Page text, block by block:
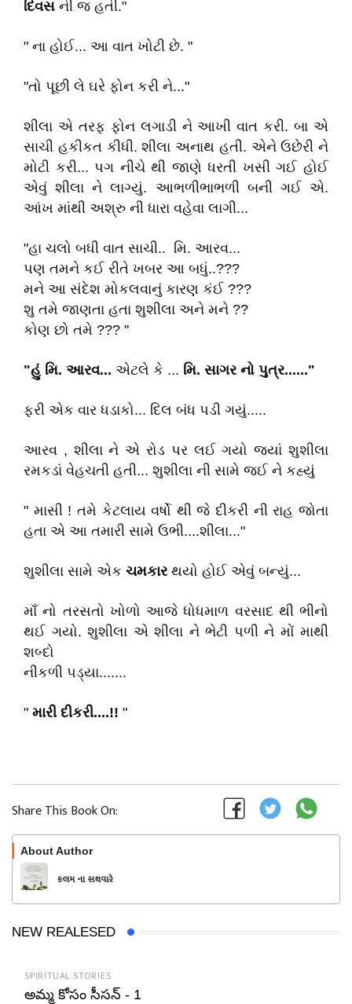
દિવસ ની જ હતી."
" ના હોઈ... આ વાત ખોટી છે. "
"તો પૂછી લે ઘરે ફોન કરી ને..."
શીલા એ તરફ ફોન લગાડી ને આખી વાત કરી. બા એ
સાચી હકીકત કીધી. શીલા અનાથ હતી. એને ઉછેરી ને
મોટી કરી... પગ નીચે થી જાણે ધરતી ખસી ગઈ હોઈ
એવું શીલા ને લાગ્યું. આભળીભાભળી બની ગઈ એ.
આંખ માંથી અશ્રુ ની ધારા વહેવા લાગી...
"હા ચલો બધી વાત સાચી.. મિ. આરવ...
પણ તમને કઈ રીતે ખબર આ બધું..???
મને આ સંદેશ મોકલવાનું કારણ કંઈ ???
શુ તમે જાણતા હતા શુશીલા અને મને ??
કોણ છો તમે ??? "
"હું મિ. આરવ... એટલે કે ... મિ. સાગરનો પુત્ર......"
ફરી એક વાર ધડાકો... દિલ બંધ પડી ગયું.....
આરવ , શીલા ને એ રોડ પર લઈ ગયો જ્યાં શુશીલા
રમકડાં વેહચતી હતી... શુશીલા ની સામે જઈ ને કહ્યું
" માસી ! તમે કેટલાય વર્ષો થી જે દીકરી ની રાહ જોતા
હતા એ આ તમારી સામે ઉભી....શીલા..."
શુશીલા સામે એક ચમકારથયો હોઈ એવું બન્યું...
માઁ નો તરસતો ખોળો આજે ધોધમાળ વરસાદ થી ભીનો
થઈ ગયો. શુશીલા એ શીલા ને ભેટી પળી ને મોં માથી
શબ્દો
નીકળી પડ્યા.......
" મારી દીકરી....!! "
Share This Book On:
About Author
કલમ ના સથવારે
NEW REALESED
SPIRITUAL STORIES
అమ్మ కోసం సీసన్ - 1